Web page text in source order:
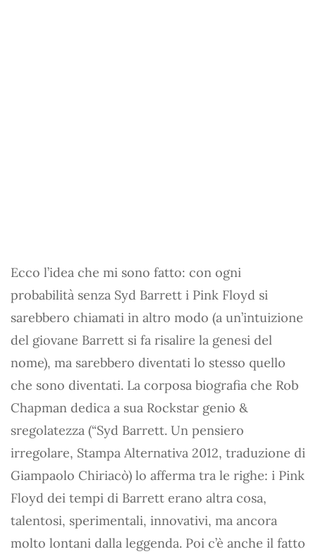
Ecco l’idea che mi sono fatto: con ogni
probabilità senza Syd Barrett i Pink Floyd si
sarebbero chiamati in altro modo (a un’intuizione
del giovane Barrett si fa risalire la genesi del
nome), ma sarebbero diventati lo stesso quello
che sono diventati. La corposa biografia che Rob
Chapman dedica a sua Rockstar genio &
sregolatezza (“Syd Barrett. Un pensiero
irregolare, Stampa Alternativa 2012, traduzione di
Giampaolo Chiriacò) lo afferma tra le righe: i Pink
Floyd dei tempi di Barrett erano altra cosa,
talentosi, sperimentali, innovativi, ma ancora
molto lontani dalla leggenda. Poi c’è anche il fatto